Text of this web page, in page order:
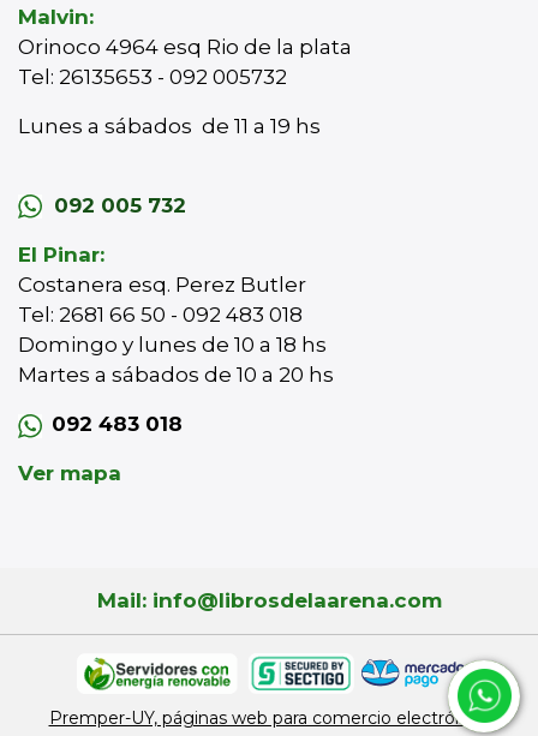
Malvin:
Orinoco 4964 esq Rio de la plata
Tel: 26135653 - 092 005732
Lunes a sábados de 11 a 19 hs
092 005 732
El Pinar:
Costanera esq. Perez Butler
Tel: 2681 66 50 - 092 483 018
Domingo y lunes de 10 a 18 hs
Martes a sábados de 10 a 20 hs
092 483 018
Ver mapa
Mail: info@librosdelaarena.com
Premper-UY, páginas web para comercio electrónico